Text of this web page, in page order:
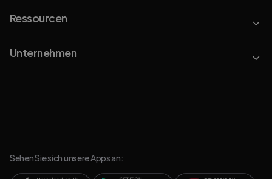
Ressourcen
Unternehmen
Sehen Sie sich unsere Apps an: